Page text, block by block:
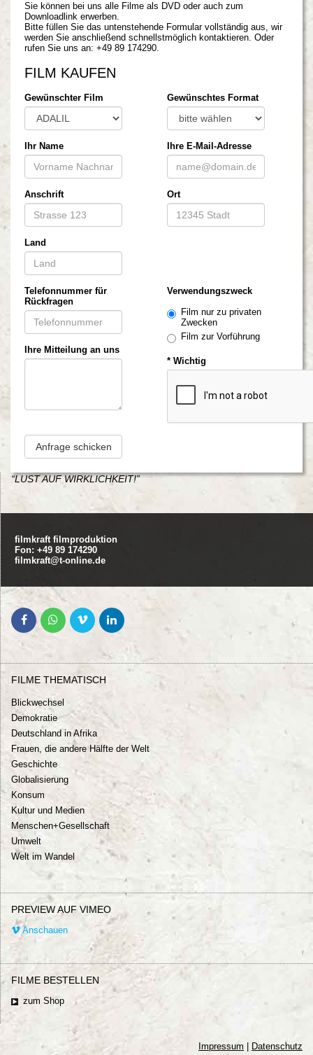
Sie können bei uns alle Filme als DVD oder auch zum
Downloadlink erwerben.
Bitte füllen Sie das untenstehende Formular vollständig aus, wir
werden Sie anschließend schnellstmöglich kontaktieren. Oder
rufen Sie uns an: +49 89 174290.
FILM KAUFEN
Gewünschter Film Gewünschtes Format
Ihr Name Ihre E-Mail-Adresse
Anschrift Ort
Land
Telefonnummer für
Rückfragen
Ihre Mitteilung an uns
Verwendungszweck
Film nur zu privaten
Zwecken
Film zur Vorführung
* Wichtig
Anfrage schicken
“LUST AUF WIRKLICHKEIT!”
filmkraft filmproduktion
Fon: +49 89 174290
filmkraft@t-online.de
FILME THEMATISCH
Blickwechsel
Demokratie
Deutschland in Afrika
Frauen, die andere Hälfte der Welt
Geschichte
Globalisierung
Konsum
Kultur und Medien
Menschen+Gesellschaft
Umwelt
Welt im Wandel
PREVIEW AUF VIMEO
Anschauen
FILME BESTELLEN
zum Shop
Impressum Datenschutz